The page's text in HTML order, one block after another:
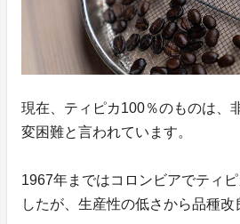
現在、ティピカ100％のものは、
変困難と言われています。
1967年まではコロンビアでティ
したが、生産性の低さから品種改